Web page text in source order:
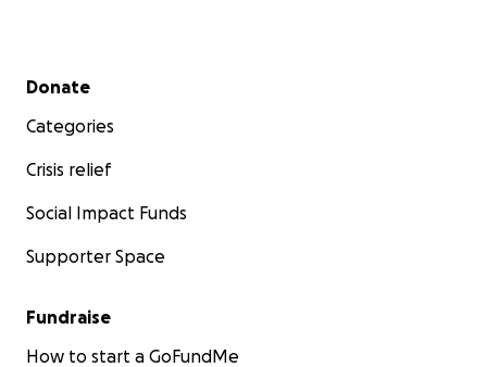
Secondary menu
Donate
Categories
Crisis relief
Social Impact Funds
Supporter Space
Fundraise
How to start a GoFundMe